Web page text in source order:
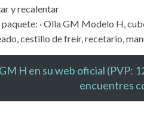
y recalentar
· Olla GM Modelo H,
cestillo de freír, recetario,
H en su web oficial (PVP:
encuentres